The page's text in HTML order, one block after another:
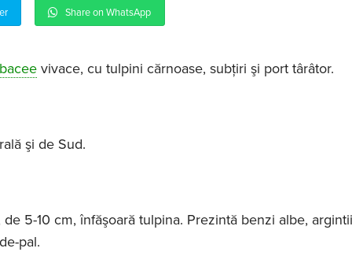
Share on WhatsApp
vivace, cu tulpini cărnoase, subţiri şi port târâtor.
şi de Sud.
de 5-10 cm, înfăşoară tulpina. Prezintă benzi albe,
pal.